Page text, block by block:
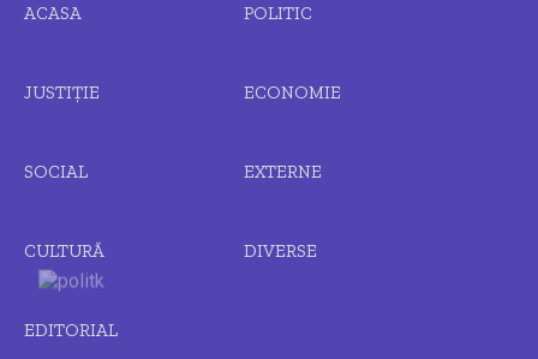
ACASA POLITIC
JUSTIȚIE ECONOMIE
SOCIAL EXTERNE
CULTURĂ DIVERSE
EDITORIAL